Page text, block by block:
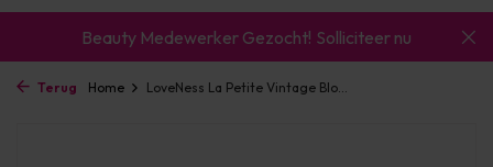
Beauty Medewerker Gezocht! Solliciteer nu
Terug Home LoveNess La Petite Vintage Blo...